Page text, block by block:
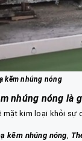
kẽm nhúng nóng
nhúng nóng là
kim loại khỏi sự
kẽm nhúng nóng,